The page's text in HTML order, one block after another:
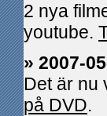
2 nya
youtube.
» 2007-
Det är nu
på DVD.